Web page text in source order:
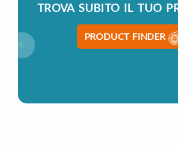
TROVA SUBITO IL TUO
PRODUCT FINDER